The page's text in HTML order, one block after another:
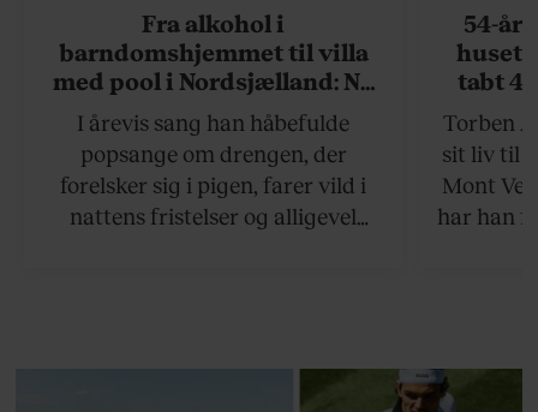
Fra alkohol i
barndomshjemmet til villa
med pool i Nordsjælland: Nu
skal du høre sandheden om
Rasmus Seebach
I årevis sang han håbefulde
popsange om drengen, der
forelsker sig i pigen, farer vild i
nattens fristelser og alligevel
blevet voksen. Her indtager
54-
huset
tabt
Torben
sit liv til
Mont
har han